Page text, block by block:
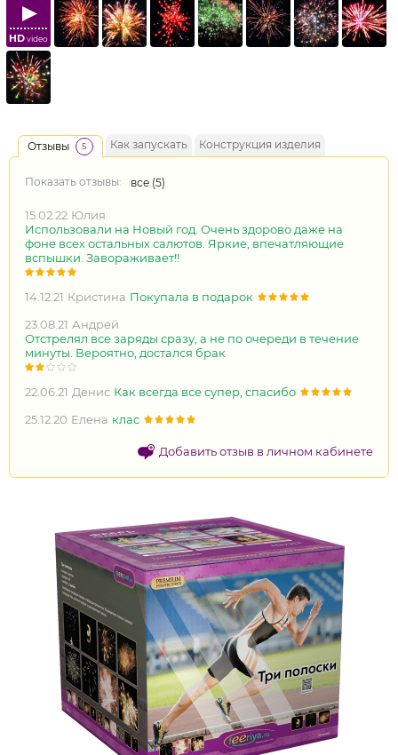
HDvideo
Отзывы 5 Как запускать Конструкция изделия
Показать отзывы: все (5)
15.02.22 Юлия
Использовали на Новый год. Очень здорово даже на
фоне всех остальных салютов. Яркие, впечатляющие
вспышки. Завораживает!!
14.12.21 Кристина Покупала в подарок
23.08.21 Андрей
Отстрелял все заряды сразу, а не по очереди в течение
минуты. Вероятно, достался брак
22.06.21 Денис Как всегда все супер, спасибо
25.12.20 Елена клас
Добавить отзыв в личном кабинете